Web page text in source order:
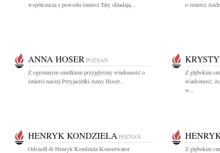
współczucia z powodu śmierci Taty składają...
o śmierci
ANNA HOSER POZNAŃ
Z ogromnym smutkiem przyjęłyśmy wiadomość o
śmierci naszej Przyjaciółki Anny Hoser...
Z głębokim
wiadomość,
w...
HENRYK KONDZIELA POZNAŃ
Odszedł dr Henryk Kondziela Konserwator
Z głębokim